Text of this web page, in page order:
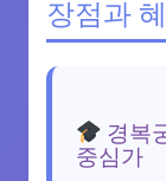
장점과
경복
중심가